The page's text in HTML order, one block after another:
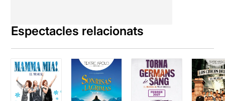
Espectacles relacionats